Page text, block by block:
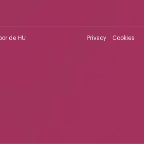
de HU Privacy Cookies